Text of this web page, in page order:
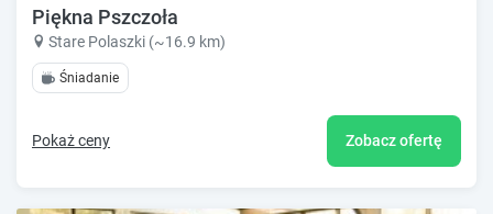
Piękna Pszczoła
Stare Polaszki (~16.9 km)
Śniadanie
Pokaż ceny Zobacz ofertę